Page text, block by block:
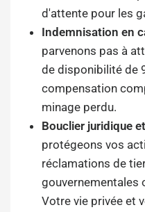
d'attente pour les
Indemnisation en
parvenons pas à
de disponibilité de
compensation
minage perdu.
Bouclier juridique
protégeons vos
réclamations de
gouvernementales
Votre vie privée et